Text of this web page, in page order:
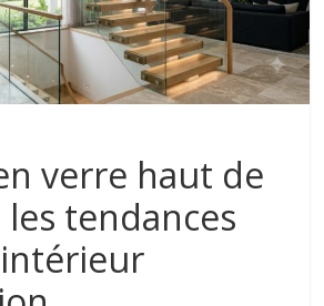
verre haut de
tendances